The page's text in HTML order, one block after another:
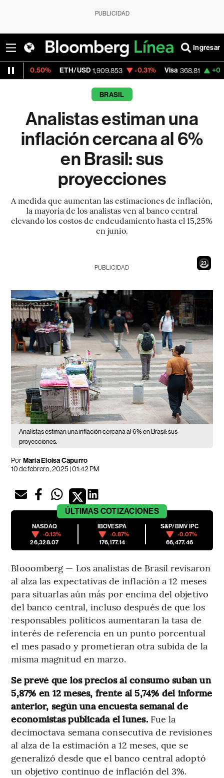
PUBLICIDAD
Ingresar
ETH/USD 1,909.853 -0.31% Visa 368.81 +0.07%
BRASIL
Analistas estiman una
inflación cercana al 6%
en Brasil: sus
proyecciones
A medida que aumentan las estimaciones de inflación,
la mayoría de los analistas ven al banco central
elevando los costos de endeudamiento hasta el 15,25%
en junio.
22
PUBLICIDAD
Analistas estiman una inflación cercana al 6% en Brasil: sus
proyecciones.
PorMaria Eloisa Capurro
10 de febrero, 2025 | 01:42 PM
ÚLTIMAS COTIZACIONES
NASDAQ
-0.13%
26,328.07
IBOVESPA
-0.87%
176,177.14
S&P/BMV IPC
-0.07%
66,477.46
Blooomberg — Los analistas de Brasil revisaron
al alza las expectativas de inflación a 12 meses
para situarlas aún más por encima del objetivo
del banco central, incluso después de que los
responsables políticos aumentaran la tasa de
interés de referencia en un punto porcentual
el mes pasado y prometieran otra subida de la
misma magnitud en marzo.
Se prevé que los precios al consumo suban un
5,87% en 12 meses, frente al 5,74% del informe
anterior, según una encuesta semanal de
economistas publicada el lunes.Fue la
decimoctava semana consecutiva de revisiones
al alza de la estimación a 12 meses, que se
generalizó desde que el banco central adoptó
un objetivo continuo de inflación del 3%.